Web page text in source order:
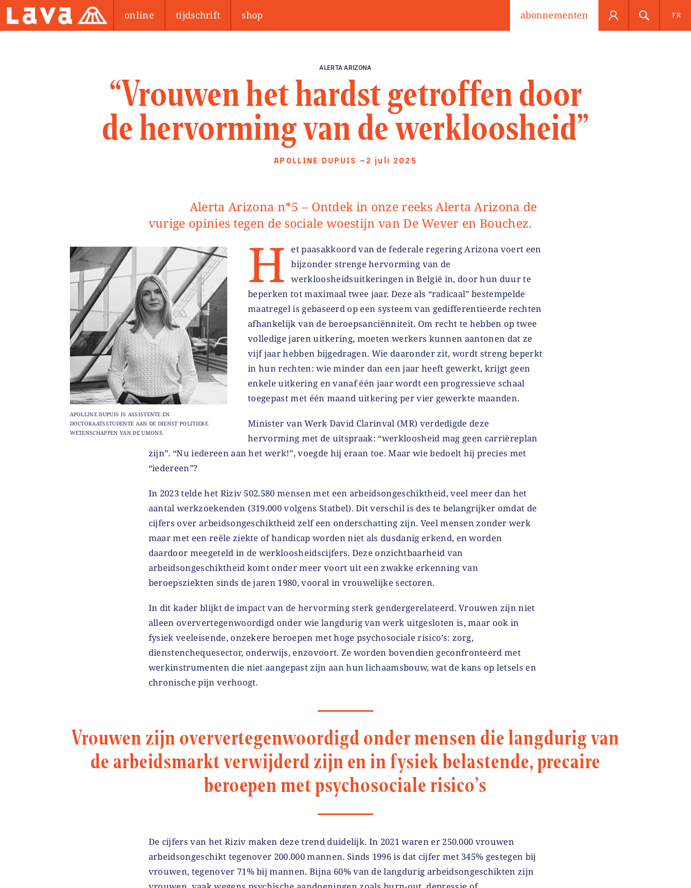
FR
online tijdschrift shop abonnementen
ALERTA ARIZONA
“Vrouwen het hardst getroffen door
de hervorming van de werkloosheid”
APOLLINE DUPUIS —2 juli 2025
Alerta Arizona n*5 – Ontdek in onze reeks Alerta Arizona de
vurige opinies tegen de sociale woestijn van De Wever en Bouchez.
APOLLINE DUPUIS IS ASSISTENTE EN
DOCTORAATSSTUDENTE AAN DE DIENST POLITIEKE
WETENSCHAPPEN VAN DE UMONS.
H
et paasakkoord van de federale regering Arizona voert een
bijzonder strenge hervorming van de
werkloosheidsuitkeringen in België in, door hun duur te
beperken tot maximaal twee jaar. Deze als “radicaal” bestempelde
maatregel is gebaseerd op een systeem van gedifferentieerde rechten
afhankelijk van de beroepsanciënniteit. Om recht te hebben op twee
volledige jaren uitkering, moeten werkers kunnen aantonen dat ze
vijf jaar hebben bijgedragen. Wie daaronder zit, wordt streng beperkt
in hun rechten: wie minder dan een jaar heeft gewerkt, krijgt geen
enkele uitkering en vanaf één jaar wordt een progressieve schaal
toegepast met één maand uitkering per vier gewerkte maanden.
Minister van Werk David Clarinval (MR) verdedigde deze
hervorming met de uitspraak: “werkloosheid mag geen carrièreplan
zijn”. “Nu iedereen aan het werk!”, voegde hij eraan toe. Maar wie bedoelt hij precies met
“iedereen”?
In 2023 telde het Riziv 502.580 mensen met een arbeidsongeschiktheid, veel meer dan het
aantal werkzoekenden (319.000 volgens Statbel). Dit verschil is des te belangrijker omdat de
cijfers over arbeidsongeschiktheid zelf een onderschatting zijn. Veel mensen zonder werk
maar met een reële ziekte of handicap worden niet als dusdanig erkend, en worden
daardoor meegeteld in de werkloosheidscijfers. Deze onzichtbaarheid van
arbeidsongeschiktheid komt onder meer voort uit een zwakke erkenning van
beroepsziekten sinds de jaren 1980, vooral in vrouwelijke sectoren.
In dit kader blijkt de impact van de hervorming sterk gendergerelateerd. Vrouwen zijn niet
alleen oververtegenwoordigd onder wie langdurig van werk uitgesloten is, maar ook in
fysiek veeleisende, onzekere beroepen met hoge psychosociale risico’s: zorg,
dienstenchequesector, onderwijs, enzovoort. Ze worden bovendien geconfronteerd met
werkinstrumenten die niet aangepast zijn aan hun lichaamsbouw, wat de kans op letsels en
chronische pijn verhoogt.
Vrouwen zijn oververtegenwoordigd onder mensen die langdurig van
de arbeidsmarkt verwijderd zijn en in fysiek belastende, precaire
beroepen met psychosociale risico’s
De cijfers van het Riziv maken deze trend duidelijk. In 2021 waren er 250.000 vrouwen
arbeidsongeschikt tegenover 200.000 mannen. Sinds 1996 is dat cijfer met 345% gestegen bij
vrouwen, tegenover 71% bij mannen. Bijna 60% van de langdurig arbeidsongeschikten zijn